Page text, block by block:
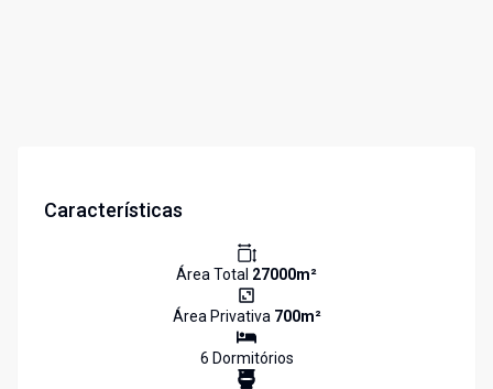
Características
Área Total 27000m²
Área Privativa 700m²
6 Dormitórios